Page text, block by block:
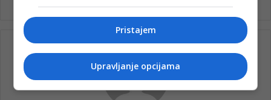
Pristajem
Upravljanje opcijama